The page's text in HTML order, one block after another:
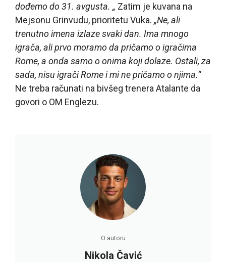
dođemo do 31. avgusta. „ Zatim je kuvana na
Mejsonu Grinvudu, prioritetu Vuka. „Ne, ali
trenutno imena izlaze svaki dan. Ima mnogo
igrača, ali prvo moramo da pričamo o igračima
Rome, a onda samo o onima koji dolaze. Ostali, za
sada, nisu igrači Rome i mi ne pričamo o njima.“
Ne treba računati na bivšeg trenera Atalante da
govori o OM Englezu.
O autoru
Nikola Čavić